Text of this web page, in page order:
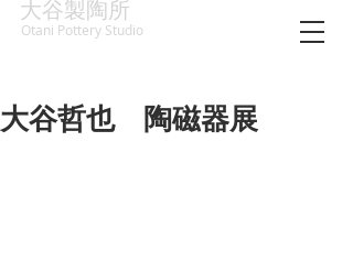
大谷製陶所
Otani Pottery Studio
大谷哲也 陶磁器展